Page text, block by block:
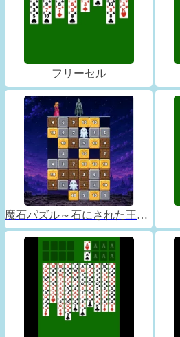
フリーセル
魔石パズル～石にされた王子～